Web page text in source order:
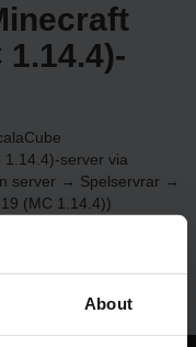
About
1.14.4)-
1.14.4)-server via
server → Spelservrar →
(MC 1.14.4))